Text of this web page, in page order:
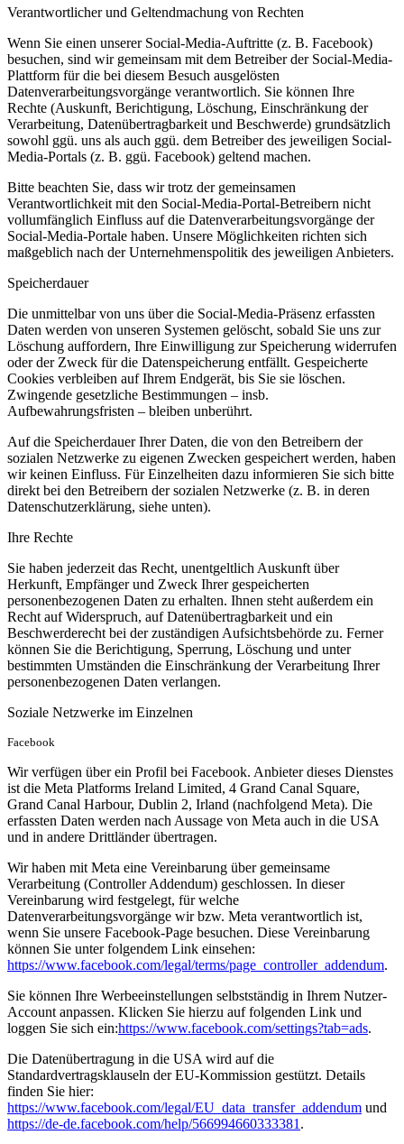
Verantwortlicher und Geltendmachung von Rechten
Wenn Sie einen unserer Social-Media-Auftritte (z. B. Facebook)
besuchen, sind wir gemeinsam mit dem Betreiber der Social-Media-
Plattform für die bei diesem Besuch ausgelösten
Datenverarbeitungsvorgänge verantwortlich. Sie können Ihre
Rechte (Auskunft, Berichtigung, Löschung, Einschränkung der
Verarbeitung, Datenübertragbarkeit und Beschwerde) grundsätzlich
sowohl ggü. uns als auch ggü. dem Betreiber des jeweiligen Social-
Media-Portals (z. B. ggü. Facebook) geltend machen.
Bitte beachten Sie, dass wir trotz der gemeinsamen
Verantwortlichkeit mit den Social-Media-Portal-Betreibern nicht
vollumfänglich Einfluss auf die Datenverarbeitungsvorgänge der
Social-Media-Portale haben. Unsere Möglichkeiten richten sich
maßgeblich nach der Unternehmenspolitik des jeweiligen Anbieters.
Speicherdauer
Die unmittelbar von uns über die Social-Media-Präsenz erfassten
Daten werden von unseren Systemen gelöscht, sobald Sie uns zur
Löschung auffordern, Ihre Einwilligung zur Speicherung widerrufen
oder der Zweck für die Datenspeicherung entfällt. Gespeicherte
Cookies verbleiben auf Ihrem Endgerät, bis Sie sie löschen.
Zwingende gesetzliche Bestimmungen – insb.
Aufbewahrungsfristen – bleiben unberührt.
Auf die Speicherdauer Ihrer Daten, die von den Betreibern der
sozialen Netzwerke zu eigenen Zwecken gespeichert werden, haben
wir keinen Einfluss. Für Einzelheiten dazu informieren Sie sich bitte
direkt bei den Betreibern der sozialen Netzwerke (z. B. in deren
Datenschutzerklärung, siehe unten).
Ihre Rechte
Sie haben jederzeit das Recht, unentgeltlich Auskunft über
Herkunft, Empfänger und Zweck Ihrer gespeicherten
personenbezogenen Daten zu erhalten. Ihnen steht außerdem ein
Recht auf Widerspruch, auf Datenübertragbarkeit und ein
Beschwerderecht bei der zuständigen Aufsichtsbehörde zu. Ferner
können Sie die Berichtigung, Sperrung, Löschung und unter
bestimmten Umständen die Einschränkung der Verarbeitung Ihrer
personenbezogenen Daten verlangen.
Soziale Netzwerke im Einzelnen
Facebook
Wir verfügen über ein Profil bei Facebook. Anbieter dieses Dienstes
ist die Meta Platforms Ireland Limited, 4 Grand Canal Square,
Grand Canal Harbour, Dublin 2, Irland (nachfolgend Meta). Die
erfassten Daten werden nach Aussage von Meta auch in die USA
und in andere Drittländer übertragen.
Wir haben mit Meta eine Vereinbarung über gemeinsame
Verarbeitung (Controller Addendum) geschlossen. In dieser
Vereinbarung wird festgelegt, für welche
Datenverarbeitungsvorgänge wir bzw. Meta verantwortlich ist,
wenn Sie unsere Facebook-Page besuchen. Diese Vereinbarung
können Sie unter folgendem Link einsehen:
https://www.facebook.com/legal/terms/page_controller_addendum.
Sie können Ihre Werbeeinstellungen selbstständig in Ihrem Nutzer-
Account anpassen. Klicken Sie hierzu auf folgenden Link und
loggen Sie sich ein:https://www.facebook.com/settings?tab=ads.
Die Datenübertragung in die USA wird auf die
Standardvertragsklauseln der EU-Kommission gestützt. Details
finden Sie hier:
https://www.facebook.com/legal/EU_data_transfer_addendum und
https://de-de.facebook.com/help/566994660333381 .